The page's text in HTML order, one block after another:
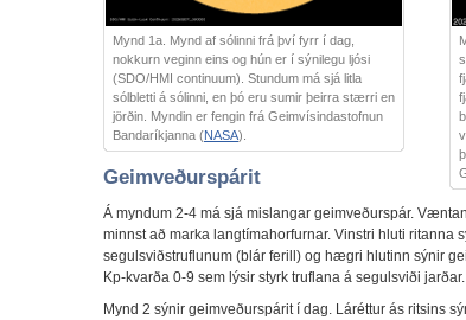
Mynd 1a. Mynd af sólinni frá því fyrr í dag,
nokkurn veginn eins og hún er í sýnilegu ljósi
(SDO/HMI continuum). Stundum má sjá litla
sólbletti á sólinni, en þó eru sumir þeirra stærri en
jörðin. Myndin er fengin frá Geimvísindastofnun
Bandaríkjanna (NASA).
Geimveðurspárit
Á myndum 2-4 má sjá mislangar geimveðurspár.
minnst að marka langtímahorfurnar. Vinstri hluti ritanna
segulsviðstruflunum (blár ferill) og hægri hlutinn sýnir
Kp-kvarða 0-9 sem lýsir styrk truflana á segulsviði jarðar.
Mynd 2 sýnir geimveðurspárit í dag. Láréttur ás ritsins